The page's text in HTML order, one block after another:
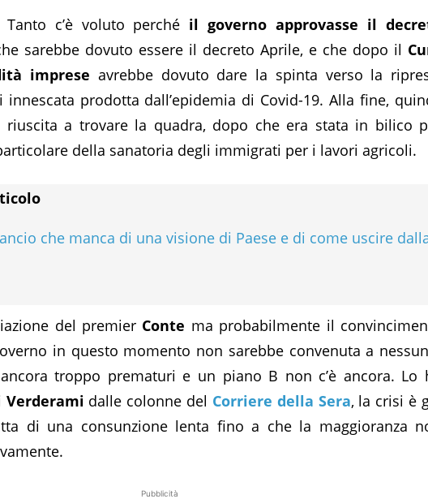
c’è voluto perché il governo approvasse il
sarebbe dovuto essere il decreto Aprile, e che dopo il
imprese avrebbe dovuto dare la spinta verso la
prodotta dall’epidemia di Covid-19. Alla fine,
riuscita a trovare la quadra, dopo che era stata in bilico
della sanatoria degli immigrati per i lavori agricoli.
che manca di una visione di Paese e di come uscire
del premier Conte ma probabilmente il
in questo momento non sarebbe convenuta a
troppo prematuri e un piano B non c’è ancora. Lo
Verderami dalle colonne del Corriere della Sera, la crisi è
di una consunzione lenta fino a che la maggioranza
Pubblicità